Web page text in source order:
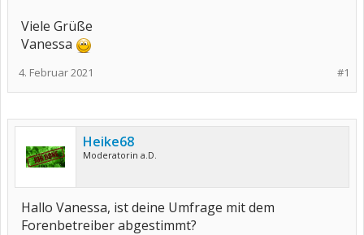
Viele Grüße
Vanessa
#1
4. Februar 2021
Heike68
Moderatorin a.D.
Hallo Vanessa, ist deine Umfrage mit dem
Forenbetreiber abgestimmt?